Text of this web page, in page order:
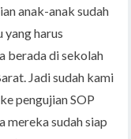
anak-anak sudah
yang harus
berada di sekolah
Jadi sudah kami
pengujian SOP
mereka sudah siap